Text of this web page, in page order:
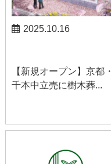
2025.10.16
【新規オープン】京都・
千本中立売に樹木葬...